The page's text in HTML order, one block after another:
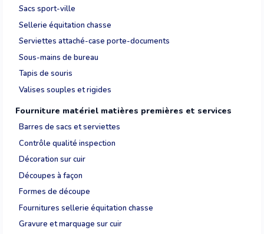
Sacs sport-ville
Sellerie équitation chasse
Serviettes attaché-case porte-documents
Sous-mains de bureau
Tapis de souris
Valises souples et rigides
Fourniture matériel matières premières et services
Barres de sacs et serviettes
Contrôle qualité inspection
Décoration sur cuir
Découpes à façon
Formes de découpe
Fournitures sellerie équitation chasse
Gravure et marquage sur cuir